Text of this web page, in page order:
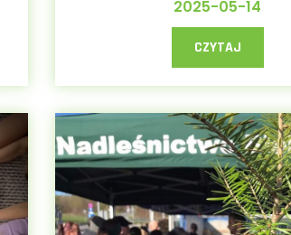
2025-05-14
CZYTAJ